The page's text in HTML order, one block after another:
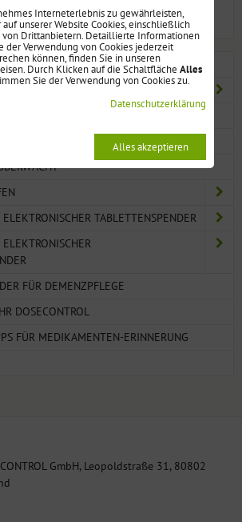
PinterestReddit LinkedInWhatsApp
E-
mail
FÜR 7 TAGE
AUTOMATISCH ELEKTRONISCH
TABLETTENSPENDER
FÜR DEMENZPFLEGE
DOSECONTROL
FÜR MEDIKAMENTEN-ERINNERUNG
GmbH, Leopoldstraße 31, 80802
Interneterlebnis zu gewährleisten,
unserer Website Cookies, einschließlich
von Drittanbietern. Detaillierte Informationen
der Verwendung von Cookies jederzeit
können, finden Sie in unseren
Durch Klicken auf die Schaltfläche Alles
Sie der Verwendung von Cookies zu.
Datenschutzerklärung
Alles akzeptieren